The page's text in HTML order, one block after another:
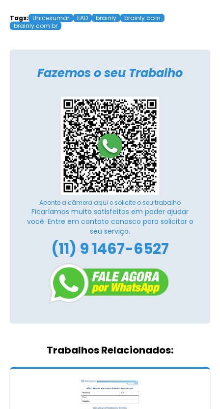
Tags: Unicesumar EAD brainly
brainly.com
brainly.com.br
Fazemos o seu Trabalho
Aponte a câmera aqui e solicite o seu trabalho
Ficaríamos muito satisfeitos em poder ajudar
você. Entre em contato conosco para solicitar o
seu serviço.
(11) 9 1467-6527
Trabalhos Relacionados: